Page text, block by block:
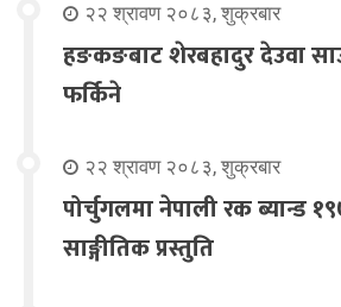
२२ श्रावण २०८३, शुक्रबार
हङकङबाट शेरबहादुर देउवा
फर्किने
२२ श्रावण २०८३, शुक्रबार
पोर्चुगलमा नेपाली रक ब्यान्ड
साङ्गीतिक प्रस्तुति